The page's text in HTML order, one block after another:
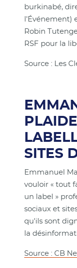
burkinabé,
l'Événement)
Robin
RSF pour la
Source : Les
SITES
Emmanuel
vouloir « tout
un label »
sociaux et
qu'ils sont
la
Source : CB